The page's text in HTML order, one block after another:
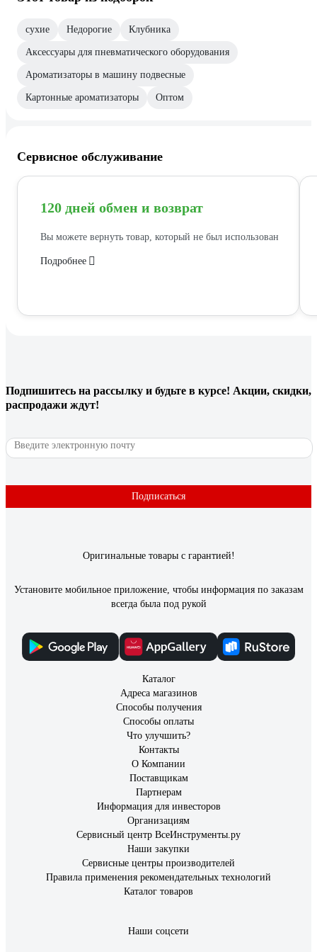
сухие Недорогие Клубника
Аксессуары для пневматического оборудования
Ароматизаторы в машину подвесные
Картонные ароматизаторы Оптом
Сервисное обслуживание
120 дней обмен и возврат
Вы можете вернуть товар, который не был использован
Подробнее
Подпишитесь на рассылку и будьте в курсе! Акции, скидки,
распродажи ждут!
Подписаться
Оригинальные товары с гарантией!
Установите мобильное приложение, чтобы информация по заказам
всегда была под рукой
Каталог
Адреса магазинов
Способы получения
Способы оплаты
Что улучшить?
Контакты
О Компании
Поставщикам
Партнерам
Информация для инвесторов
Организациям
Сервисный центр ВсеИнструменты.ру
Наши закупки
Сервисные центры производителей
Правила применения рекомендательных технологий
Каталог товаров
Наши соцсети